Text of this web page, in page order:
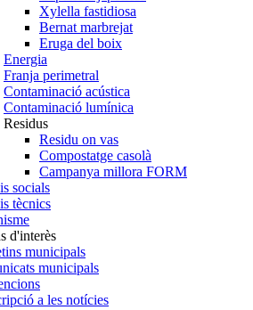
Xylella fastidiosa
Bernat marbrejat
Eruga del boix
Energia
Franja perimetral
Contaminació acústica
Contaminació lumínica
Residus
Residu on vas
Compostatge casolà
Campanya millora FORM
socials
tècnics
d'interès
municipals
municipals
a les notícies